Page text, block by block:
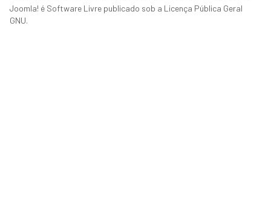
Joomla! é Software Livre publicado sob a Licença Pública Geral
GNU.